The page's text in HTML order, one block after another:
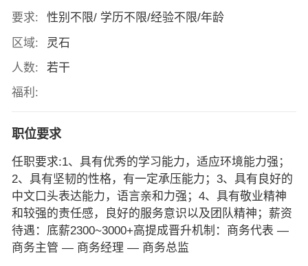
要求:
性别不限/ 学历不限/经验不限/年龄
区域:
灵石
人数:
若干
福利:
职位要求
任职要求:1、具有优秀的学习能力，适应环境能力强；
2、具有坚韧的性格，有一定承压能力；3、具有良好的
中文口头表达能力，语言亲和力强；4、具有敬业精神
和较强的责任感，良好的服务意识以及团队精神；薪资
待遇：底薪2300~3000+高提成晋升机制：商务代表 —
商务主管 — 商务经理 — 商务总监